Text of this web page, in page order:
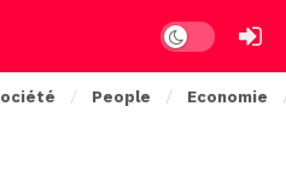
Dark mode
People Economie